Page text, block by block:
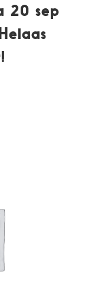
20 sep